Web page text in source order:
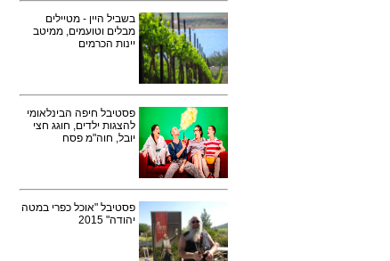
בשביל היין - מטיילים
מבלים וטועמים, ממיטב
יינות הכרמים
פסטיבל חיפה הבינלאומי
להצגות ילדים, חוגג חצי
יובל, חוה"מ פסח
פסטיבל "אוכל כפרי במטה
יהודה" 2015